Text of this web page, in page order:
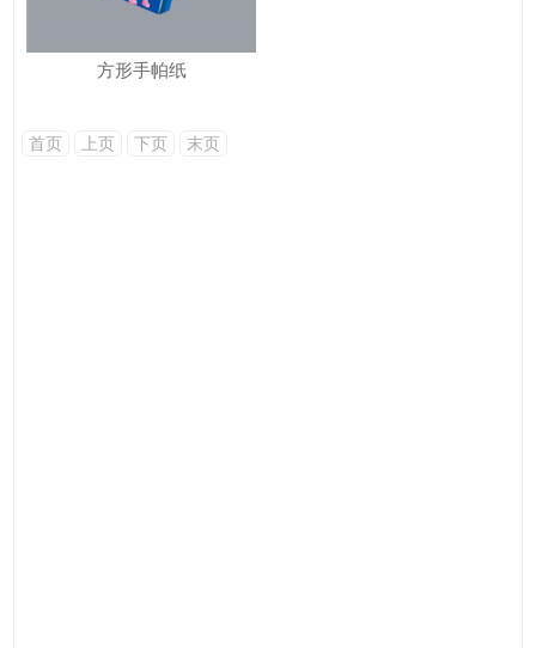
方形手帕纸
首页 上页 下页 末页